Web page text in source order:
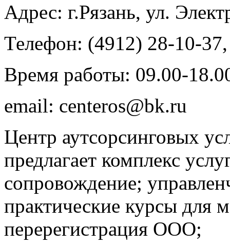
Адрес: г.Рязань, ул.
Телефон: (4912) 28-10-
Время работы: 09.00-
email: centeros@bk.ru
Центр аутсорсинговых
предлагает комплекс
сопровождение;
практические курсы для
перерегистрация ООО;